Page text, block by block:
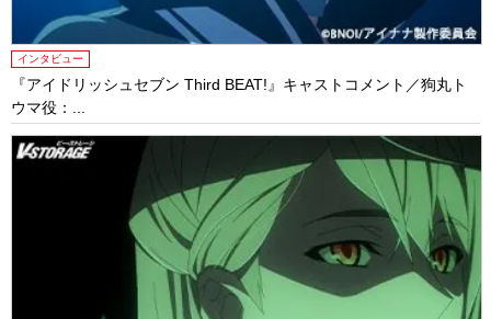
インタビュー
『アイドリッシュセブン Third BEAT!』キャストコメント／狗丸ト
ウマ役：...